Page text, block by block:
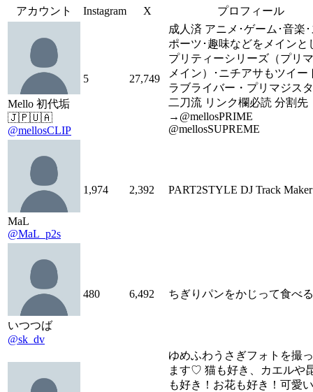
アカウント Instagram X プロフィール
Mello 初代垢
🇯🇵🇺🇦
@mellosCLIP
5 27,749
成人済 アニメ･ゲーム･音楽
ポーツ･趣味などをメインと
プリティーシリーズ（プリ
メイン）･ニチアサもツイー
ラブライバー・プリマジス
二刀流 リンク欄必読 分割先
→@mellosPRIME
@mellosSUPREME
MaL
@MaL_p2s
1,974 2,392 PART2STYLE DJ Track Maker
いつつば
@sk_dv
480 6,492 ちぎりパンをかじって食べる
ゆめふわうさぎフォトを撮
ます♡ 猫も好き、カエルや
も好き！お花も好き！可愛